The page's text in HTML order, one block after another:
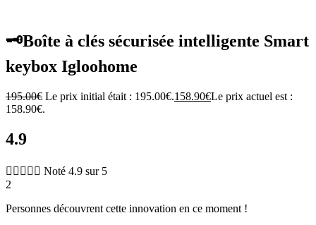
🗝️Boîte à clés sécurisée intelligente Smart
keybox Igloohome
195.00€ Le prix initial était : 195.00€.158.90€Le prix actuel est :
158.90€.
4.9
     Noté 4.9 sur 5
2
Personnes découvrent cette innovation en ce moment !